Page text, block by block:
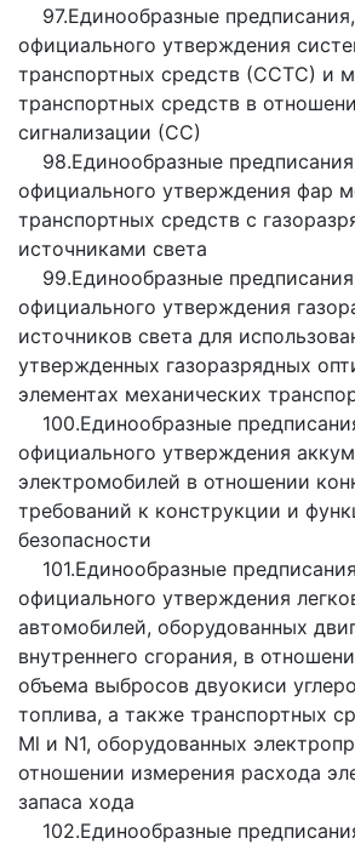
97.Единообразные
официального утверждения
транспортных средств (ССТС) и
транспортных средств в
сигнализации (СС)
98.Единообразные
официального утверждения фар
транспортных средств с
источниками света
99.Единообразные
официального утверждения
источников света для
утвержденных газоразрядных
элементах механических
100.Единообразные
официального утверждения
электромобилей в отношении
требований к конструкции и
безопасности
101.Единообразные
официального утверждения
автомобилей, оборудованных
внутреннего сгорания, в
объема выбросов двуокиси
топлива, а также транспортных
Ml и N1, оборудованных
отношении измерения расхода
запаса хода
102.Единообразные